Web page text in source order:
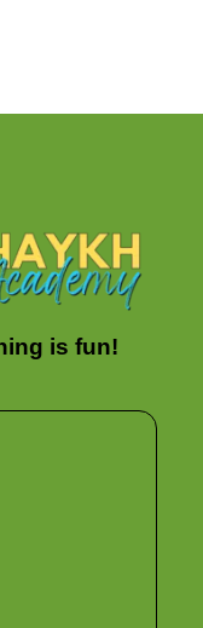
is fun!